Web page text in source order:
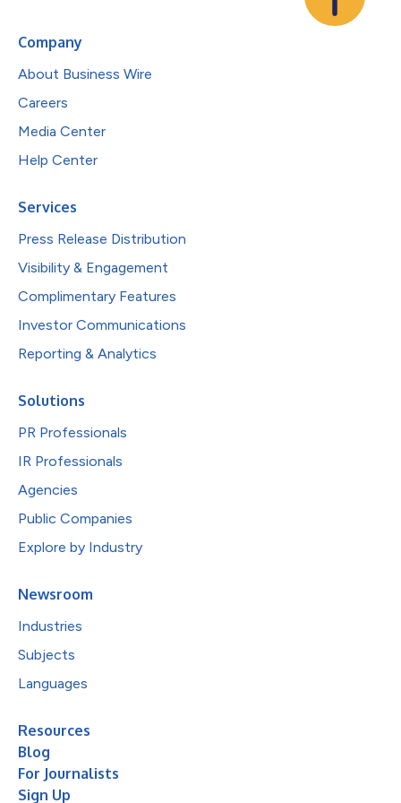
Company
About Business Wire
Careers
Media Center
Help Center
Services
Press Release Distribution
Visibility & Engagement
Complimentary Features
Investor Communications
Reporting & Analytics
Solutions
PR Professionals
IR Professionals
Agencies
Public Companies
Explore by Industry
Newsroom
Industries
Subjects
Languages
Resources
Blog
For Journalists
Sign Up